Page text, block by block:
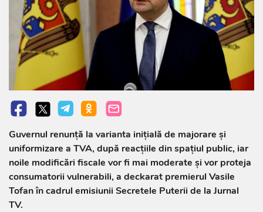
Guvernul renunță la varianta inițială de majorare și
uniformizare a TVA, după reacțiile din spațiul public, iar
noile modificări fiscale vor fi mai moderate și vor proteja
consumatorii vulnerabili, a deckarat premierul Vasile
Tofan în cadrul emisiunii Secretele Puterii de la Jurnal
TV.